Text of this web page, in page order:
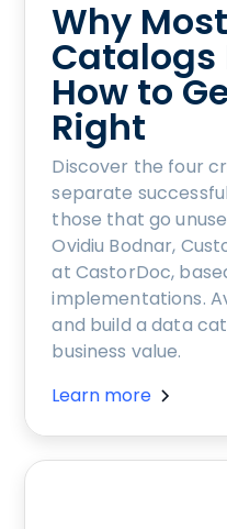
Why
How to
Right
Discover the four
separate
those that go
Ovidiu Bodnar,
at CastorDoc,
implementations.
and build a data
business value.
Learn more